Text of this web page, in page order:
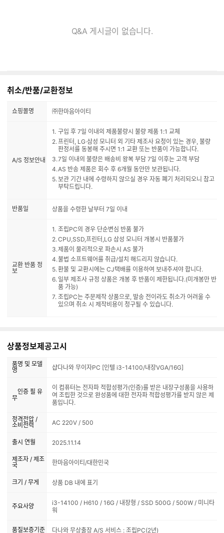
Q&A 게시글이 없습니다.
취소/반품/교환정보
쇼핑몰명 ㈜한마음아이티
A/S 정보안내
구입 후 7일 이내의 제품불량시 불량 제품 1:1 교체
프린터, LG·삼성 모니터 외 기타 제조사 요청이 있는 경우, 불량
판정서를 동봉해 주시면 1:1 교환 또는 반품이 가능합니다.
7일 이내의 불량은 배송비 왕복 부담 7일 이후는 고객 부담
AS 반송 제품은 회수 후 6개월 동안만 보관됩니다.
보관 기간 내에 수령하지 않으실 경우 자동 폐기 처리되오니 참고
부탁드립니다.
반품일 상품을 수령한 날부터 7일 이내
교환 반품 정
보
조립PC의 경우 단순변심 반품 불가
CPU,SSD,프린터,LG 삼성 모니터 개봉시 반품불가
제품이 물리적으로 파손시 AS 불가
불법 소프트웨어를 취급/설치 해드리지 않습니다.
환불 및 교환시에는 CJ택배를 이용하여 보내주셔야 합니다.
일부 제조사 규정 상품은 개봉 후 반품이 제한됩니다.(미개봉만 반
품 가능)
조립PC는 주문제작 상품으로, 발송 전이라도 취소가 어려울 수
있으며 취소 시 제작비용이 청구될 수 있습니다.
상품정보제공고시
품명 및 모델
명
샵다나와 무이자PC [인텔 i3-14100/내장VGA/16G]
인증 필 유
무
이 컴퓨터는 전자파 적합성평가(인증)를 받은 내장구성품을 사용하
여 조립한 것으로 완성품에 대한 전자파 적합성평가를 받지 않은 제
품입니다.
정격전압 /
소비전력
AC 220V / 500
출시 연월 2025.11.14
제조자 / 제조
국
한마음아이티/대한민국
크기 / 무게 상품 DB 내에 표기
주요사양
i3-14100 / H610 / 16G / 내장형 / SSD 500G / 500W / 미니타
워
품질보증기준 다나와 무상출장 A/S 서비스 : 조립PC(2년)